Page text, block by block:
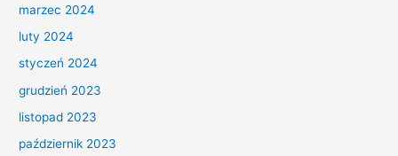
marzec 2024
luty 2024
styczeń 2024
grudzień 2023
listopad 2023
październik 2023